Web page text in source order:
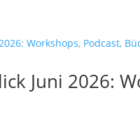
Juni 2026: